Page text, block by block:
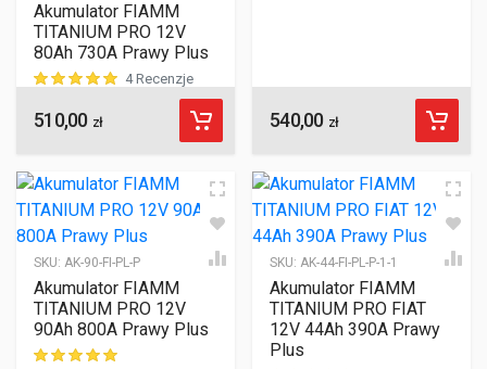
Akumulator FIAMM
TITANIUM PRO 12V
80Ah 730A Prawy Plus
ocen klientów
4 Recenzje
510,00 zł 540,00 zł
SKU: AK-90-FI-PL-P
Akumulator FIAMM
TITANIUM PRO 12V
90Ah 800A Prawy Plus
SKU: AK-44-FI-PL-P-1-1
Akumulator FIAMM
TITANIUM PRO FIAT
12V 44Ah 390A Prawy
Plus